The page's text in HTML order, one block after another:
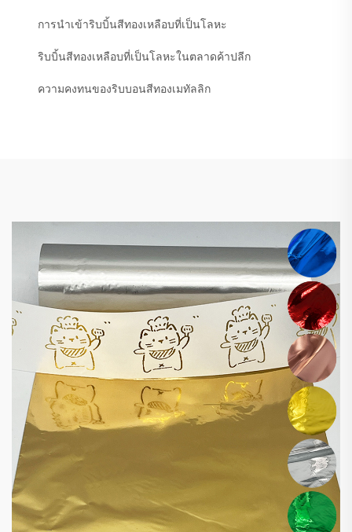
การนำเข้าริบบิ้นสีทองเหลือบที่เป็นโลหะ
ริบบิ้นสีทองเหลือบที่เป็นโลหะในตลาดค้าปลีก
ความคงทนของริบบอนสีทองเมทัลลิก